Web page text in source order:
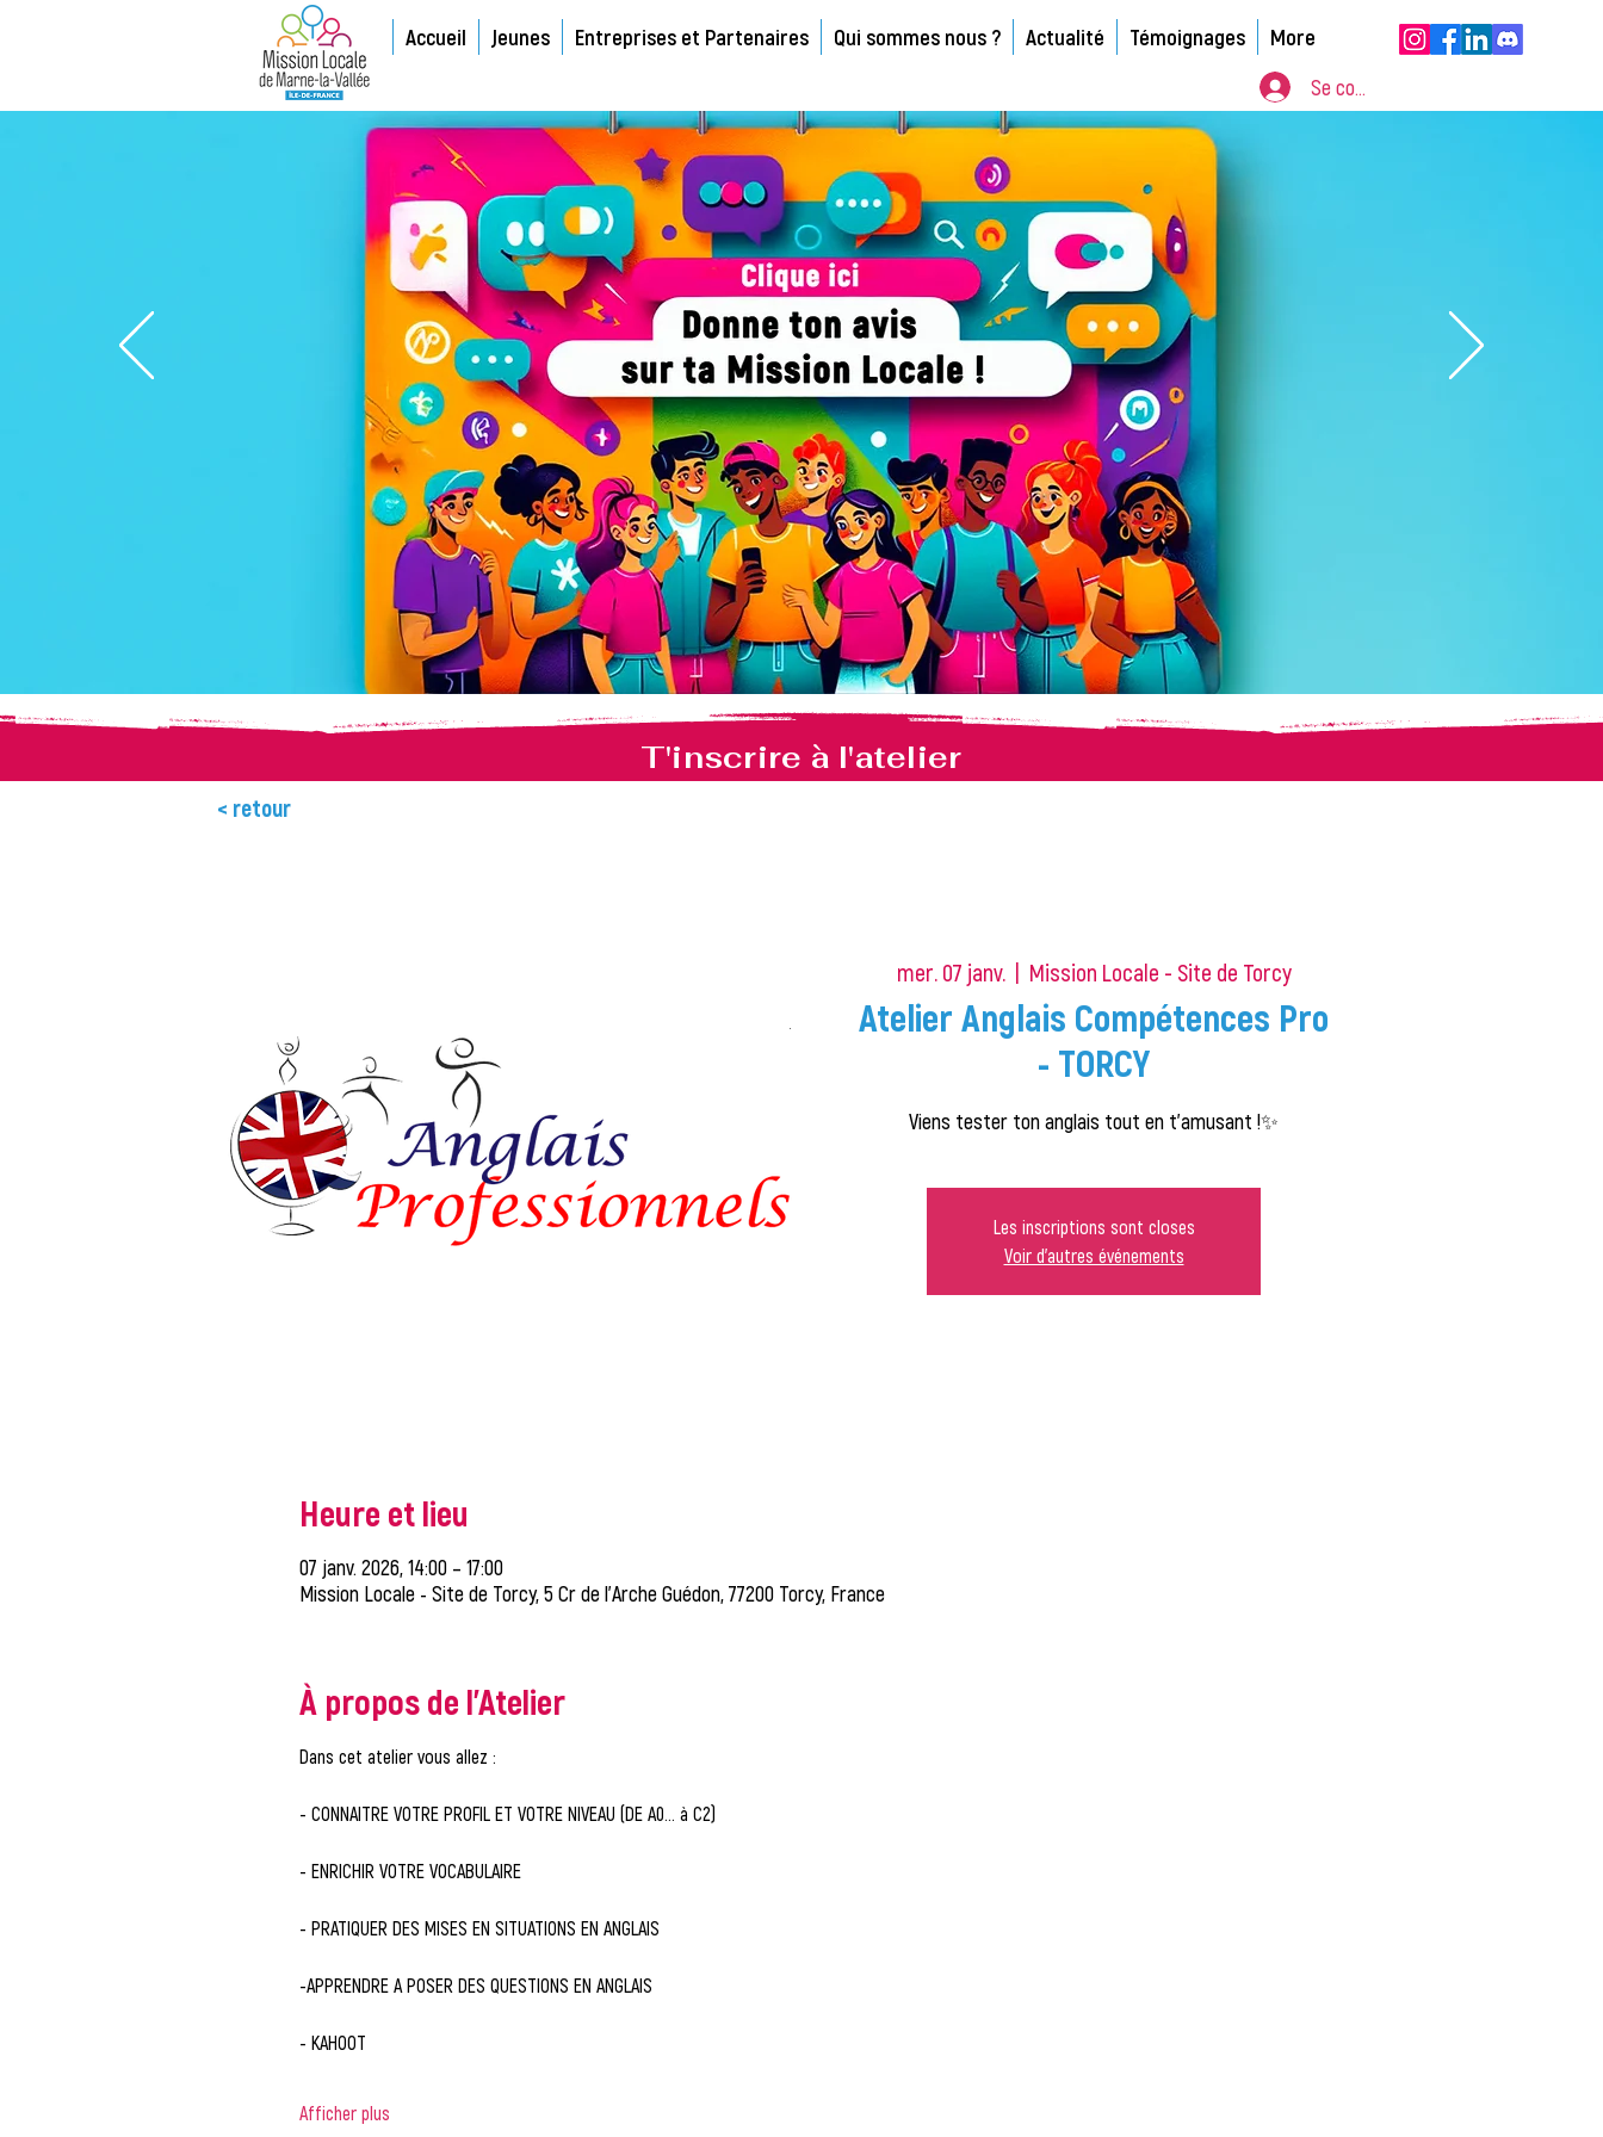
Accueil Jeunes Entreprises et Partenaires Qui sommes nous ? Actualité Témoignages More
Se connecter
T'inscrire à l'atelier
< retour
mer. 07 janv.
  |
Mission Locale - Site de Torcy
Atelier Anglais Compétences Pro
- TORCY
Viens tester ton anglais tout en t'amusant !✨
Les inscriptions sont closes
Voir d'autres événements
Heure et lieu
07 janv. 2026, 14:00 – 17:00
Mission Locale - Site de Torcy, 5 Cr de l'Arche Guédon, 77200 Torcy, France
À propos de l'Atelier
Dans cet atelier vous allez :
- CONNAITRE VOTRE PROFIL ET VOTRE NIVEAU (DE A0... à C2)
- ENRICHIR VOTRE VOCABULAIRE
- PRATIQUER DES MISES EN SITUATIONS EN ANGLAIS
-APPRENDRE A POSER DES QUESTIONS EN ANGLAIS
- KAHOOT
Afficher plus